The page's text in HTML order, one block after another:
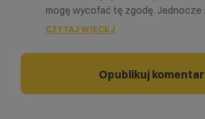
mogę wycofać tę zgodę. Jednocze
CZYTAJ WIĘCEJ